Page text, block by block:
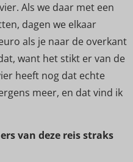
Als we daar met een
dagen we elkaar
als je naar de overkant
want het stikt er van de
heeft nog dat echte
meer, en dat vind ik
van deze reis straks